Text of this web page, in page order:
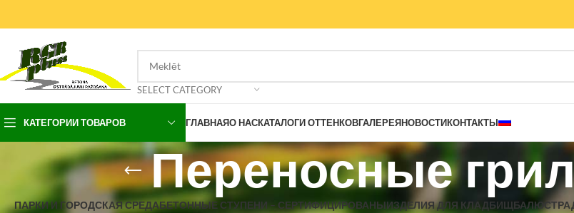
SELECT CATEGORY
КАТЕГОРИИ ТОВАРОВ ГЛАВНАЯО НАСКАТАЛОГИ ОТТЕНКОВГАЛЕРЕЯНОВОСТИКОНТАКТЫ
Переносные
ПАРКИ И ГОРОДСКАЯ СРЕДАБЕТОННЫЕ СТУПЕНИ – СЕРТИФИЦИРОВАНЫИЗДЕЛИЯ ДЛЯ КЛАДБИЩ